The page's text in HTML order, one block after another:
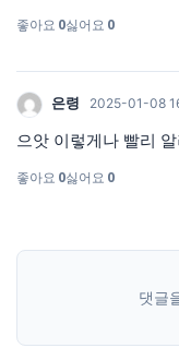
좋아요 0싫어요 0
은령 2025-01-08
으앗 이렇게나 빨리
좋아요 0싫어요 0
댓글